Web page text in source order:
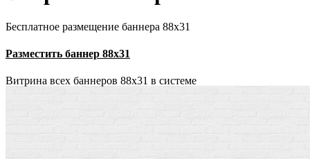
Бесплатное размещение баннера 88х31
Разместить баннер 88х31
Витрина всех баннеров 88x31 в системе